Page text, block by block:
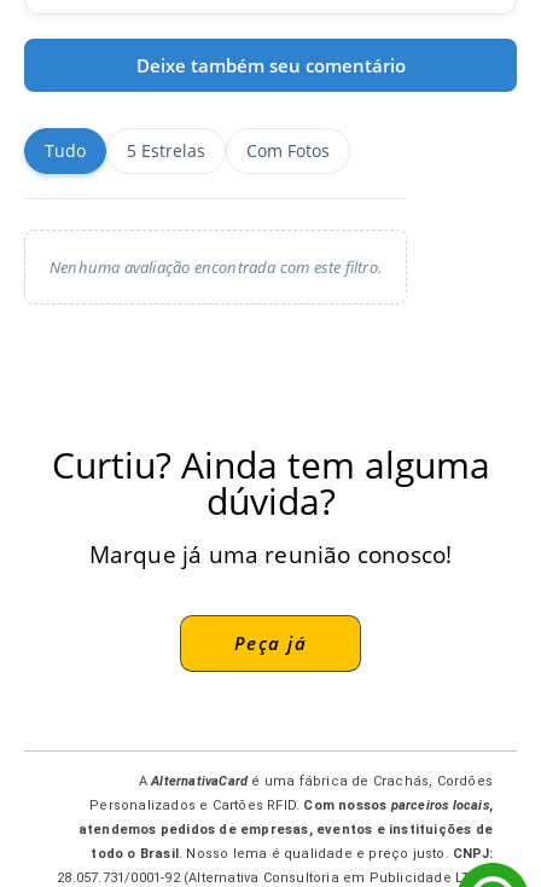
Deixe também seu comentário
Tudo 5 Estrelas Com Fotos
Nenhuma avaliação encontrada com este filtro.
Curtiu? Ainda tem alguma
dúvida?
Marque já uma reunião conosco!
Peça já
AAlternativaCardé uma fábrica de Crachás, Cordões
Personalizados e Cartões RFID. Com nossos parceiros locais,
atendemos pedidos de empresas, eventos e instituições de
todo o Brasil. Nosso lema é qualidade e preço justo. CNPJ:
28.057.731/0001-92 (Alternativa Consultoria em Publicidade LTDA-